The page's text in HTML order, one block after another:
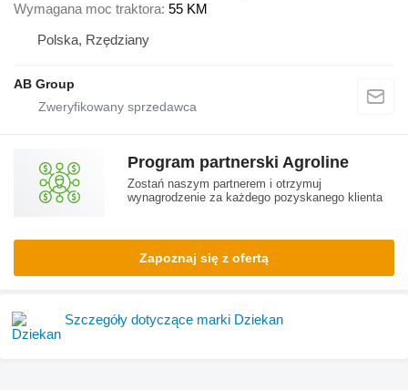
Wymagana moc traktora 55 KM
Polska, Rzędziany
AB Group
Program partnerski Agroline
Zostań naszym partnerem i otrzymuj
wynagrodzenie za każdego pozyskanego klienta
Zapoznaj się z ofertą
Szczegóły dotyczące marki Dziekan